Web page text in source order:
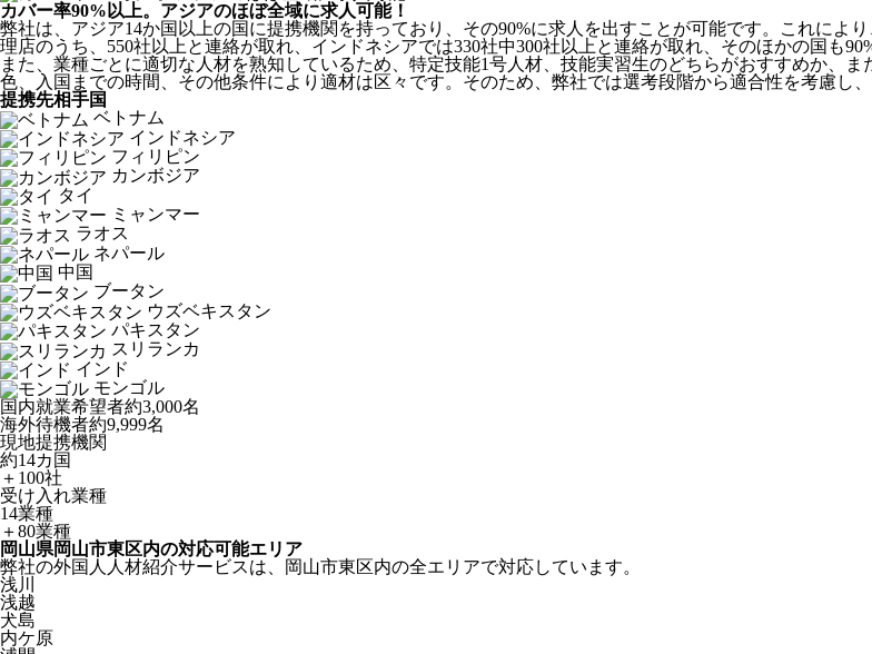
カバー率90%以上。アジアのほぼ全域に求人可能！
弊社は、 アジア14か国以上の国に提携機関を持っており、その90%に求人を出すことが可能です。これによ
理店のうち、550社以上と連絡が取れ、インドネシアでは330社中300社以上と連絡が取れ、そのほかの国も
また、業種ごとに適切な人材を熟知しているため、特定技能1号人材、技能実習生のどちらがおすすめか、
色、入国までの時間、その他条件により適材は区々です。そのため、弊社では選考段階から適合性を考慮し
提携先相手国
ベトナム
インドネシア
フィリピン
カンボジア
タイ
ミャンマー
ラオス
ネパール
中国
ブータン
ウズベキスタン
パキスタン
スリランカ
インド
モンゴル
国内就業希望者約3,000名
海外待機者約9,999名
現地提携機関
約14カ国
＋100社
受け入れ業種
14業種
＋80業種
岡山県岡山市東区内の対応可能エリア
弊社の外国人人材紹介サービスは、岡山市東区内の全エリアで対応しています。
浅川
浅越
犬島
内ケ原